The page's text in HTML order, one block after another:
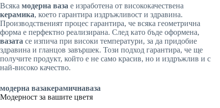
Всяка модерна ваза е изработена от висококачествена
керамика, което гарантира издръжливост и здравина.
Производственият процес гарантира, че всяка геометрична
форма е перфектно реализирана. След като бъде оформена,
вазата се изпича при високи температури, за да придобие
здравина и гланцов завършек. Този подход гарантира, че ще
получите продукт, който е не само красив, но и издръжлив и с
най-високо качество.
модерна вазакерамичнаваза
Модерност за вашите цветя